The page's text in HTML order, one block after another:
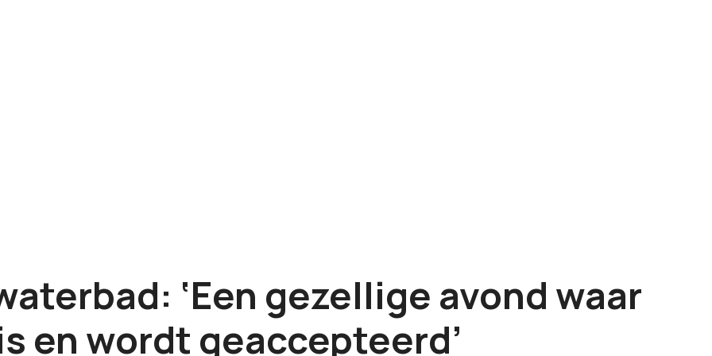
‘Een gezellige avond waar
en wordt geaccepteerd’